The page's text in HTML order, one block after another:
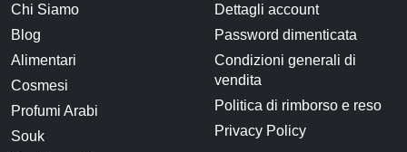
Chi Siamo
Blog
Alimentari
Cosmesi
Profumi Arabi
Souk
Dettagli account
Password dimenticata
Condizioni generali di
vendita
Politica di rimborso e reso
Privacy Policy